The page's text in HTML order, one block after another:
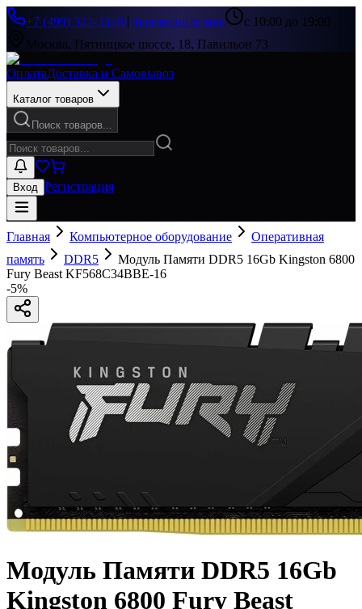
+7 (499) 322-33-86|Перезвоните мне
с 10:00 до 19:00
Москва, Пятницкое шоссе, 18, Павильон 73
ОплатаДоставка и Самовывоз
Каталог товаров
Поиск товаров...
Вход Регистрация
Главная Компьютерное оборудование
Оперативная
память
DDR5
Модуль Памяти DDR5 16Gb Kingston 6800
Fury Beast KF568C34BBE-16
-5%
Модуль Памяти DDR5 16Gb
Kingston 6800 Fury Beast